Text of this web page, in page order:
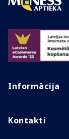
Informācija
Kontakti